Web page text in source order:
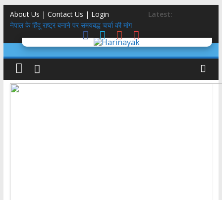
About Us | Contact Us | Login
Latest:
नेपाल के हिंदू राष्ट्र बनाने पर समयबद्ध चर्चा की मांग
राजस्थान की उप मुख्यमंत्री दिया कुमारी के नाना के नाम पर है देहरादून के ‘राजेंद्र
नगर’ का नाम
तमन्ना मलिक को बुर्के में कांवड़ लाने पर SDM कोर्ट से नोट‍िस, भरे 20-20 हज़ार के
पैसे लेकर प्रमोट क‍िया आपत्तिजनक कंटेंट, मार्क जुकरबर्ग ने मांगी माफी
हाथ-कलाई पर ‘ॐ’, महाकाल ….लस्ट जिहाद जाल में फंसी किशोरी मिली,आरोपित